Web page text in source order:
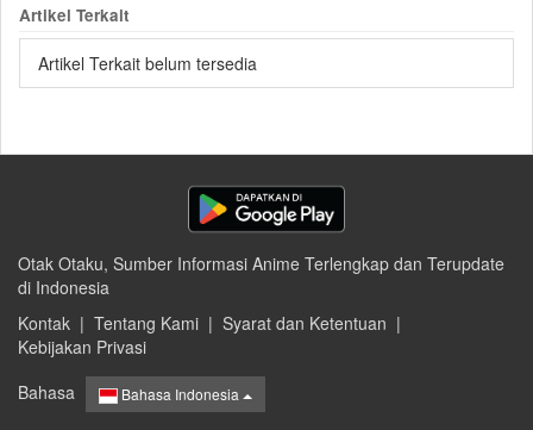
Artikel Terkait
Artikel Terkait belum tersedia
Otak Otaku, Sumber Informasi Anime Terlengkap dan Terupdate
di Indonesia
Kontak | Tentang Kami | Syarat dan Ketentuan |
Kebijakan Privasi
Bahasa
Bahasa Indonesia